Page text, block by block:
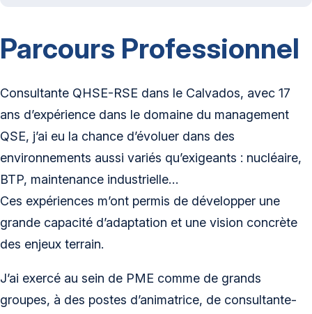
Parcours Professionnel
Consultante QHSE-RSE dans le Calvados, avec 17
ans d’expérience dans le domaine du management
QSE, j’ai eu la chance d’évoluer dans des
environnements aussi variés qu’exigeants : nucléaire,
BTP, maintenance industrielle…
Ces expériences m’ont permis de développer une
grande capacité d’adaptation et une vision concrète
des enjeux terrain.
J’ai exercé au sein de PME comme de grands
groupes, à des postes d’animatrice, de consultante-